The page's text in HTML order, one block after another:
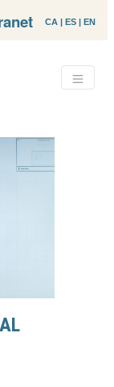
CA | ES | EN